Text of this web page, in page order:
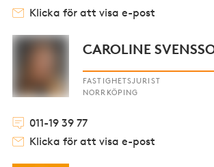
Klicka för att visa e-post
CAROLINE
FASTIGHETSJURIST
NORRKÖPING
011-19 39 77
Klicka för att visa e-post